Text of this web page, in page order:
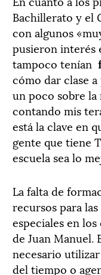
Bachillerato y el
con algunos
pusieron interés
tampoco tenían
cómo dar clase
un poco sobre la
contando mis
está la clave en
gente que tiene
escuela sea lo
La falta de
recursos para
especiales en
de Juan Manuel.
necesario utilizar
del tiempo o